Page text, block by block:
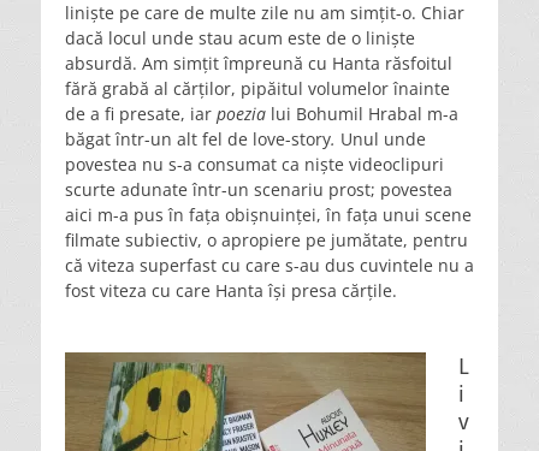
liniște pe care de multe zile nu am simțit-o. Chiar
dacă locul unde stau acum este de o liniște
absurdă. Am simțit împreună cu Hanta răsfoitul
fără grabă al cărților, pipăitul volumelor înainte
de a fi presate, iar poezia lui Bohumil Hrabal m-a
băgat într-un alt fel de love-story. Unul unde
povestea nu s-a consumat ca niște videoclipuri
scurte adunate într-un scenariu prost; povestea
aici m-a pus în fața obișnuinței, în fața unui scene
filmate subiectiv, o apropiere pe jumătate, pentru
că viteza superfast cu care s-au dus cuvintele nu a
fost viteza cu care Hanta își presa cărțile.
L
i
v